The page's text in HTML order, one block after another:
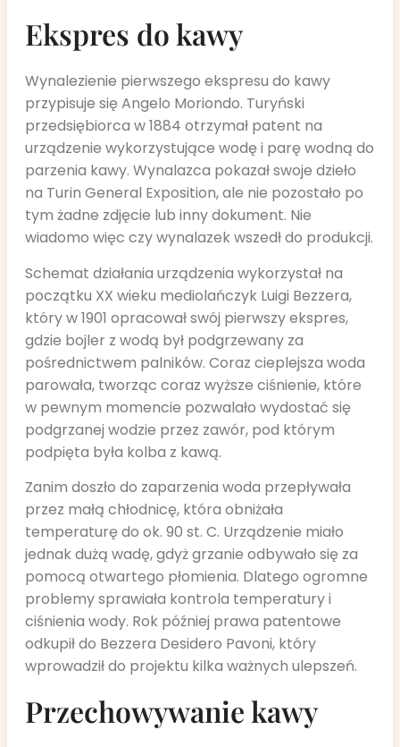
Ekspres do kawy
Wynalezienie pierwszego ekspresu do kawy
przypisuje się Angelo Moriondo. Turyński
przedsiębiorca w 1884 otrzymał patent na
urządzenie wykorzystujące wodę i parę wodną do
parzenia kawy. Wynalazca pokazał swoje dzieło
na Turin General Exposition, ale nie pozostało po
tym żadne zdjęcie lub inny dokument. Nie
wiadomo więc czy wynalazek wszedł do produkcji.
Schemat działania urządzenia wykorzystał na
początku XX wieku mediolańczyk Luigi Bezzera,
który w 1901 opracował swój pierwszy ekspres,
gdzie bojler z wodą był podgrzewany za
pośrednictwem palników. Coraz cieplejsza woda
parowała, tworząc coraz wyższe ciśnienie, które
w pewnym momencie pozwalało wydostać się
podgrzanej wodzie przez zawór, pod którym
podpięta była kolba z kawą.
Zanim doszło do zaparzenia woda przepływała
przez małą chłodnicę, która obniżała
temperaturę do ok. 90 st. C. Urządzenie miało
jednak dużą wadę, gdyż grzanie odbywało się za
pomocą otwartego płomienia. Dlatego ogromne
problemy sprawiała kontrola temperatury i
ciśnienia wody. Rok później prawa patentowe
odkupił do Bezzera Desidero Pavoni, który
wprowadził do projektu kilka ważnych ulepszeń.
Przechowywanie kawy